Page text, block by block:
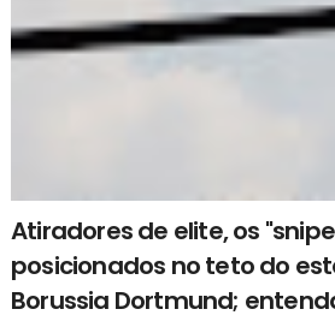
Atiradores de elite, os
posicionados no teto do
Borussia Dortmund;